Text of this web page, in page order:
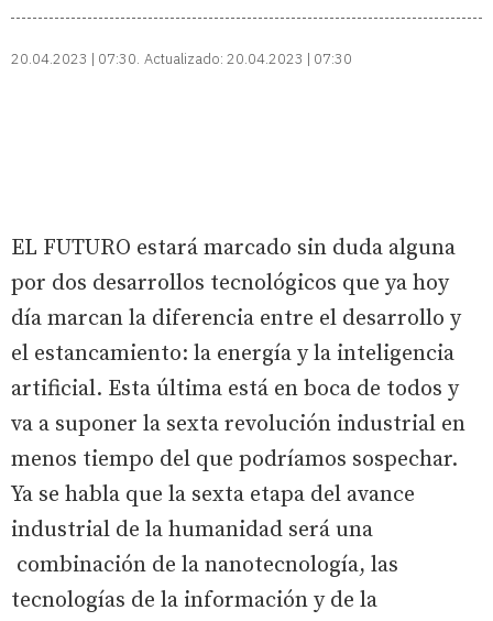
20.04.2023 | 07:30 Actualizado: 20.04.2023 | 07:30
EL FUTURO estará marcado sin duda alguna
por dos desarrollos tecnológicos que ya hoy
día marcan la diferencia entre el desarrollo y
el estancamiento: la energía y la inteligencia
artificial. Esta última está en boca de todos y
va a suponer la sexta revolución industrial en
menos tiempo del que podríamos sospechar.
Ya se habla que la sexta etapa del avance
industrial de la humanidad será una
combinación de la nanotecnología, las
tecnologías de la información y de la